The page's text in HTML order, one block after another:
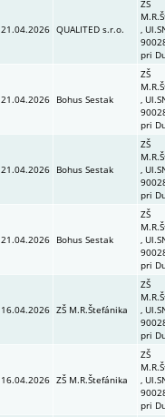
21.04.2026 QUALITED s.r.o.
ZŠ
,
pri
21.04.2026 Bohus Sestak
ZŠ
,
pri
21.04.2026 Bohus Sestak
ZŠ
,
pri
21.04.2026 Bohus Sestak
ZŠ
,
pri
16.04.2026 ZŠ M.R.Štefánika
ZŠ
,
pri
16.04.2026 ZŠ M.R.Štefánika
ZŠ
,
pri